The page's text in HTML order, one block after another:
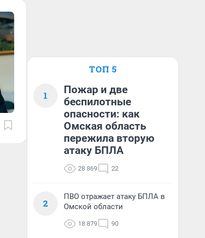
ТОП 5
1
Пожар и две
беспилотные
опасности: как
Омская область
пережила вторую
атаку БПЛА
28 869 22
2
ПВО отражает атаку БПЛА в
Омской области
18 879 90